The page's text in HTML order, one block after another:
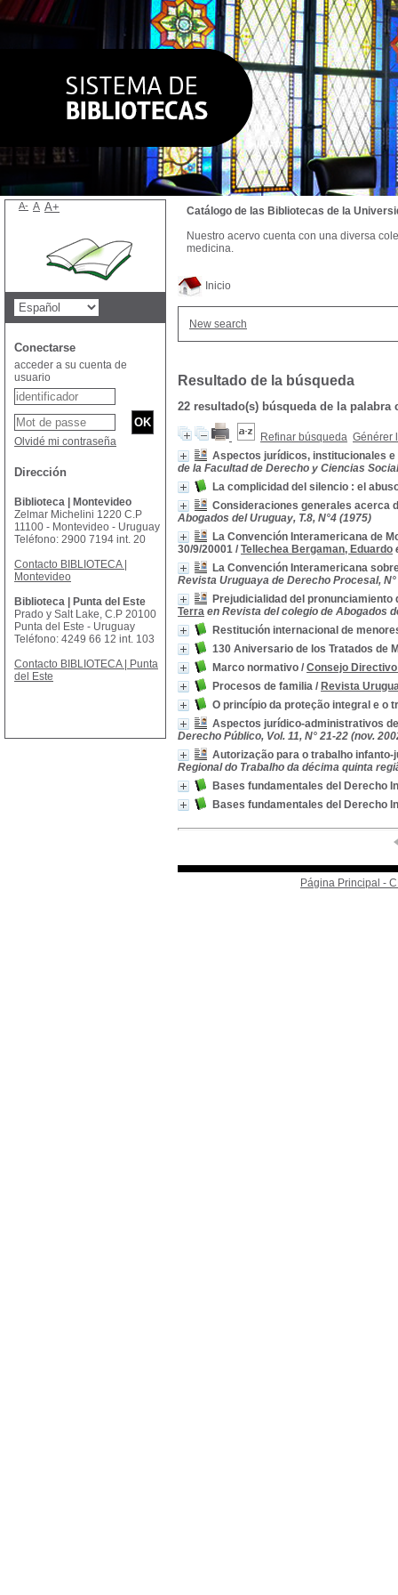
Inicio
New search
Resultado de la búsqueda
22 resultado(s) búsqueda de la palabra
Refinar búsqueda Générer
Aspectos jurídicos, institucionales
de la Facultad de Derecho y Ciencias
La complicidad del silencio : el
Consideraciones generales acerca
Abogados del Uruguay, T.8, N°4 (1975)
La Convención Interamericana de
30/9/20001 / Tellechea Bergaman, Eduardo
La Convención Interamericana
Revista Uruguaya de Derecho Procesal, N°
Prejudicialidad del
Terra en Revista del colegio de Abogados
Restitución internacional de
130 Aniversario de los Tratados de
Marco normativo / Consejo
Procesos de familia / Revista
O princípio da proteção integral e o
Aspectos jurídico-administrativos
Derecho Público, Vol. 11, N° 21-22 (nov.
Autorização para o trabalho
Regional do Trabalho da décima quinta
Bases fundamentales del Derecho
Bases fundamentales del Derecho
Página Principal -
Catálogo de las Bibliotecas de la
Nuestro acervo cuenta con una diversa
medicina.
A- A A+
Conectarse
acceder a su cuenta de
usuario
Olvidé mi contraseña
Dirección
Biblioteca | Montevideo
Zelmar Michelini 1220 C.P
11100 - Montevideo - Uruguay
Teléfono: 2900 7194 int. 20
Contacto BIBLIOTECA |
Montevideo
Biblioteca | Punta del Este
Prado y Salt Lake, C.P 20100
Punta del Este - Uruguay
Teléfono: 4249 66 12 int. 103
Contacto BIBLIOTECA | Punta
del Este